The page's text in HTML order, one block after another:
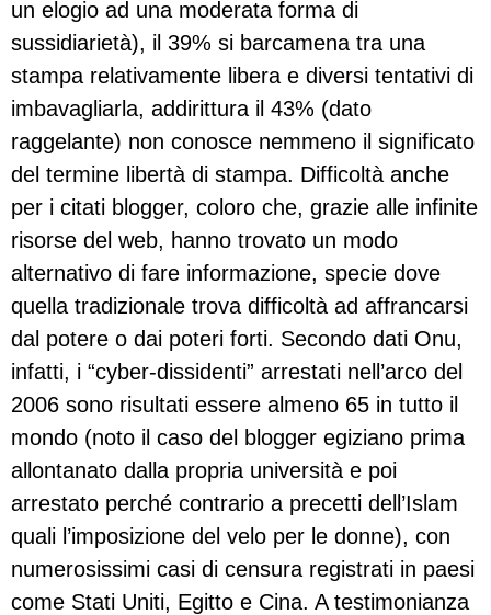
un elogio ad una moderata forma di
sussidiarietà), il 39% si barcamena tra una
stampa relativamente libera e diversi tentativi di
imbavagliarla, addirittura il 43% (dato
raggelante) non conosce nemmeno il significato
del termine libertà di stampa. Difficoltà anche
per i citati blogger, coloro che, grazie alle infinite
risorse del web, hanno trovato un modo
alternativo di fare informazione, specie dove
quella tradizionale trova difficoltà ad affrancarsi
dal potere o dai poteri forti. Secondo dati Onu,
infatti, i “cyber-dissidenti” arrestati nell’arco del
2006 sono risultati essere almeno 65 in tutto il
mondo (noto il caso del blogger egiziano prima
allontanato dalla propria università e poi
arrestato perché contrario a precetti dell’Islam
quali l’imposizione del velo per le donne), con
numerosissimi casi di censura registrati in paesi
come Stati Uniti, Egitto e Cina. A testimonianza